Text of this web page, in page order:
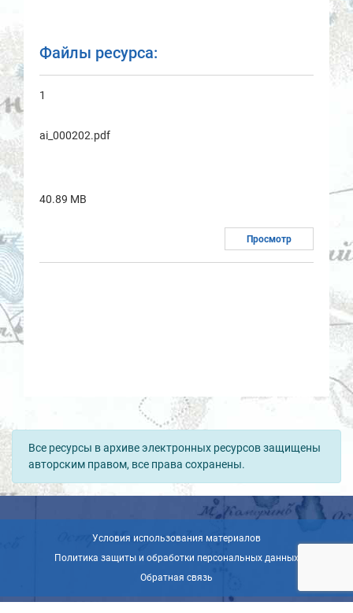
Файлы ресурса:
1
ai_000202.pdf
40.89 MB
Просмотр
Все ресурсы в архиве электронных ресурсов защищены
авторским правом, все права сохранены.
Условия использования материалов
Политика защиты и обработки персональных данных
Обратная связь